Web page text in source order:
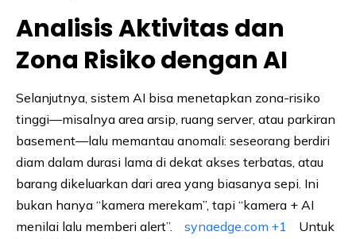
Analisis Aktivitas dan
Zona Risiko dengan AI
Selanjutnya, sistem AI bisa menetapkan zona-risiko
tinggi—misalnya area arsip, ruang server, atau parkiran
basement—lalu memantau anomali: seseorang berdiri
diam dalam durasi lama di dekat akses terbatas, atau
barang dikeluarkan dari area yang biasanya sepi. Ini
bukan hanya “kamera merekam”, tapi “kamera + AI
menilai lalu memberi alert”.
synaedge.com +1
Untuk